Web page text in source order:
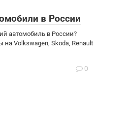
в России
автомобиль в России?
Volkswagen, Skoda, Renault
0